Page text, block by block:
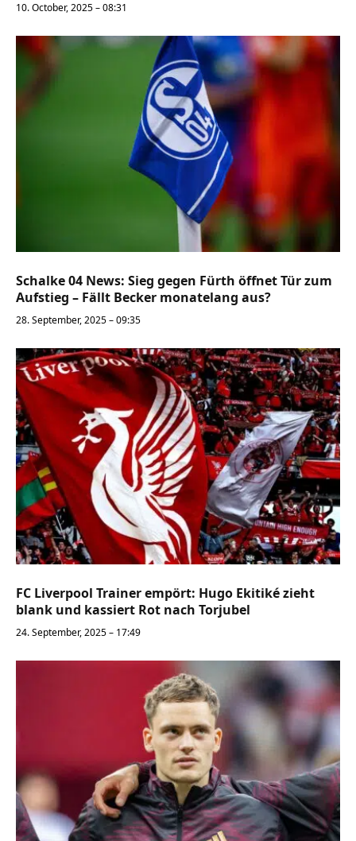
10. October, 2025 – 08:31
Schalke 04 News: Sieg gegen Fürth öffnet Tür zum
Aufstieg – Fällt Becker monatelang aus?
28. September, 2025 – 09:35
FC Liverpool Trainer empört: Hugo Ekitiké zieht
blank und kassiert Rot nach Torjubel
24. September, 2025 – 17:49